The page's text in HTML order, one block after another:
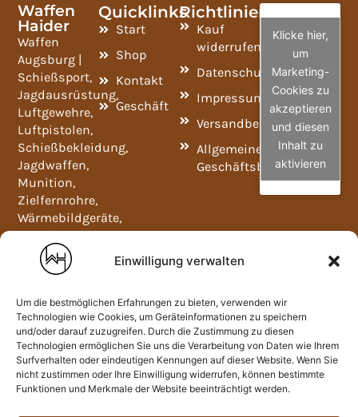
Einwilligung verwalten
Um die bestmöglichen Erfahrungen zu bieten, verwenden wir
Technologien wie Cookies, um Geräteinformationen zu speichern
und/oder darauf zuzugreifen. Durch die Zustimmung zu diesen
Technologien ermöglichen Sie uns die Verarbeitung von Daten wie Ihrem
Surfverhalten oder eindeutigen Kennungen auf dieser Website. Wenn Sie
nicht zustimmen oder Ihre Einwilligung widerrufen, können bestimmte
Funktionen und Merkmale der Website beeinträchtigt werden.
Waffen
Haider
Waffen
Augsburg |
Schießsport,
Jagdausrüstung,
Luftgewehre,
Luftpistolen,
Schießbekleidung,
Jagdwaffen,
Munition,
Zielfernrohre,
Wärmebildgeräte,
Ferngläser,
Widerladeartikel,
NC- und SP-
Waffenschränke.
Mo-Fr
09:00-
12:00
und
13:00-
Quicklinks
Start
Shop
Kontakt
Geschäft
Richtlinien
Kauf
widerrufen
Datenschutzrichtlinie
Impressum
Versandbedingungen
Allgemeine
Geschäftsbedingungen
Klicke hier,
um
Marketing-
Cookies zu
akzeptieren
und diesen
Inhalt zu
aktivieren